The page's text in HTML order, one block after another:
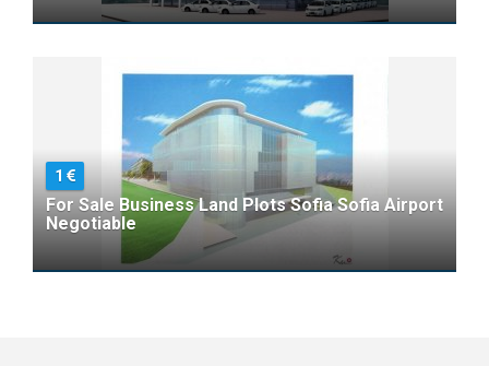
1
For Sale Business Land Plots Sofia Sofia Airport
Negotiable